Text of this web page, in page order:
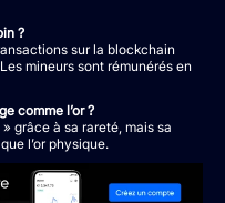
?
sur la blockchain
mineurs sont rémunérés en
comme l’or ?
grâce à sa rareté, mais sa
l’or physique.